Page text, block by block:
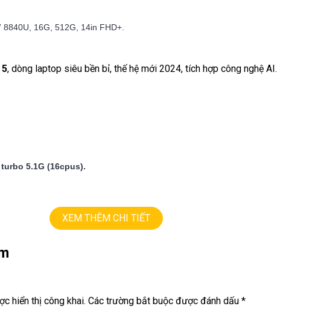
16G, 512G, 14in FHD+.
, dòng laptop siêu bền bỉ, thế hệ mới 2024, tích hợp công nghệ AI.
turbo 5.1G (16cpus).
(1920 X1200).XEM THÊM CHI TIẾT
hiển thị công khai. Các trường bắt buộc được đánh dấu *